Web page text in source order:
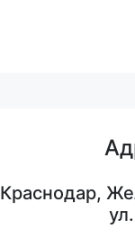
Краснодар,